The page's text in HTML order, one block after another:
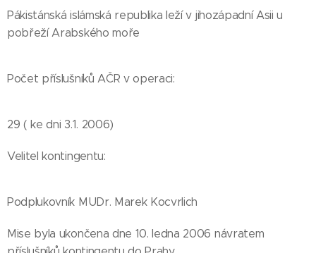
Pákistánská islámská republika leží v jihozápadní Asii u
pobřeží Arabského moře
Počet příslušníků AČR v operaci:
29 ( ke dni 3.1. 2006)
Velitel kontingentu:
Podplukovník MUDr. Marek Kocvrlich
Mise byla ukončena dne 10. ledna 2006 návratem